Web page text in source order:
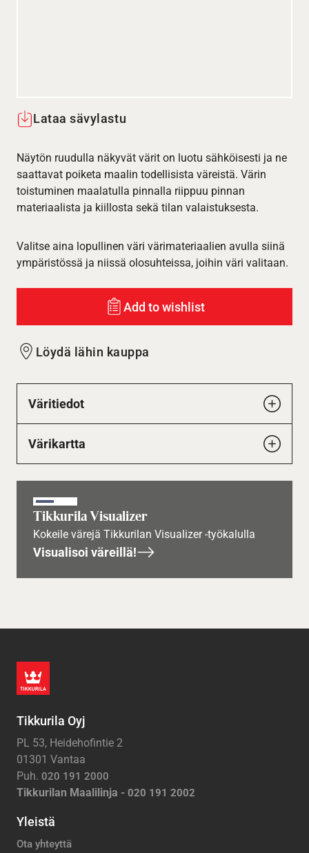
Lataa sävylastu
Näytön ruudulla näkyvät värit on luotu sähköisesti ja ne
saattavat poiketa maalin todellisista väreistä. Värin
toistuminen maalatulla pinnalla riippuu pinnan
materiaalista ja kiillosta sekä tilan valaistuksesta.
Valitse aina lopullinen väri värimateriaalien avulla siinä
ympäristössä ja niissä olosuhteissa, joihin väri valitaan.
Add to wishlist
Löydä lähin kauppa
Väritiedot
Värikartta
Tikkurila Visualizer
Kokeile värejä Tikkurilan Visualizer -työkalulla
Visualisoi väreillä!
Tikkurila Oyj
PL 53, Heidehofintie 2
01301 Vantaa
Puh. 020 191 2000
Tikkurilan Maalilinja - 020 191 2002
Yleistä
Ota yhteyttä